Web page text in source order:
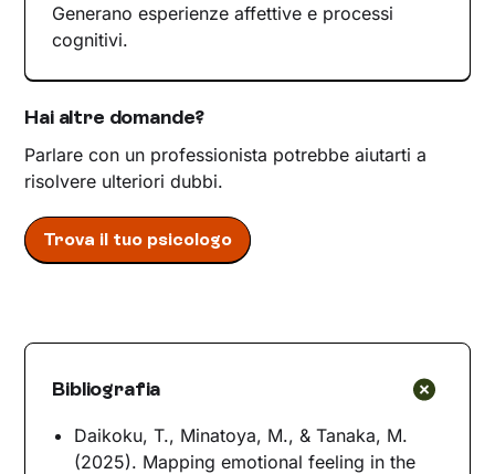
Generano esperienze affettive e processi
cognitivi.
Hai altre domande?
Parlare con un professionista potrebbe aiutarti a
risolvere ulteriori dubbi.
Trova il tuo psicologo
Bibliografia
Daikoku, T., Minatoya, M., & Tanaka, M.
(2025). Mapping emotional feeling in the